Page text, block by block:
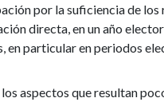
por la suficiencia de los
directa, en un año
en particular en periodos
aspectos que resultan